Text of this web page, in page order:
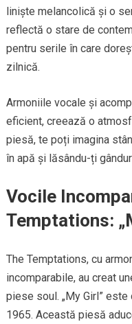
liniște melancolică și o
reflectă o stare de
pentru serile în care
zilnică.
Armoniile vocale și
eficient, creează o
piesă, te poți imagina
în apă și lăsându-ți
Vocile
Temptations:
The Temptations, cu
incomparabile, au creat
piese soul. „My Girl”
1965. Această piesă